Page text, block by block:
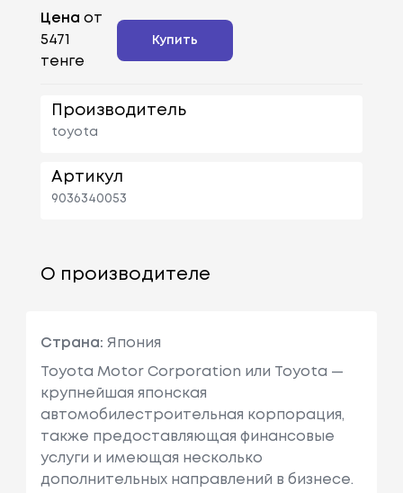
Цена от
5471
тенге
Купить
Производитель
toyota
Артикул
9036340053
О производителе
Страна: Япония
Toyota Motor Corporation или Toyota —
крупнейшая японская
автомобилестроительная корпорация,
также предоставляющая финансовые
услуги и имеющая несколько
дополнительных направлений в бизнесе.